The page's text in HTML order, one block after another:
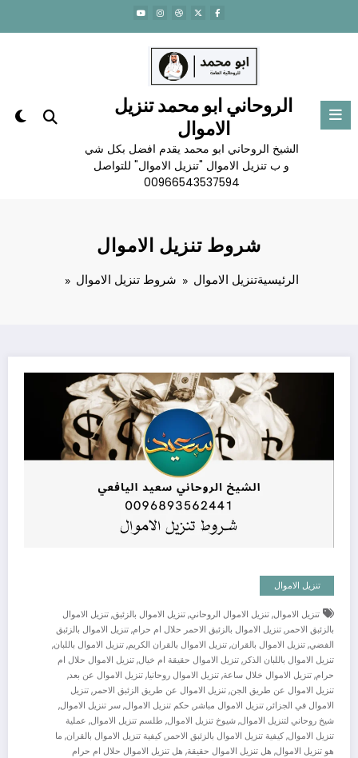
المحتوى
الروحاني ابو محمد تنزيل
الاموال
الشيخ الروحاني ابو محمد يقدم افضل بكل شي
و ب تنزيل الاموال "تنزيل الاموال" للتواصل
00966543537594
شروط تنزيل الاموال
الرئيسيةتنزيل الاموال شروط تنزيل الاموال
تنزيل الاموال
تنزيل الاموال, تنزيل الاموال الروحاني, تنزيل الاموال بالزئبق, تنزيل الاموال
بالزئبق الاحمر , تنزيل الاموال بالزئبق الاحمر حلال ام حرام, تنزيل الاموال بالزئبق
الفضي, تنزيل الاموال بالقران, تنزيل الاموال بالقران الكريم, تنزيل الاموال باللبان,
تنزيل الاموال باللبان الذكر , تنزيل الاموال حقيقة ام خيال, تنزيل الاموال حلال ام
حرام, تنزيل الاموال خلال ساعة, تنزيل الاموال روحانيا, تنزيل الاموال عن بعد,
تنزيل الاموال عن طريق الجن, تنزيل الاموال عن طريق الزئبق الاحمر , تنزيل
الاموال في الجزائر , تنزيل الاموال مباشر , حكم تنزيل الاموال, سر تنزيل الاموال,
شيخ روحاني لتنزيل الاموال, شيوخ تنزيل الاموال, طلسم تنزيل الاموال, عملية
تنزيل الاموال,كيفية تنزيل الاموال بالزئبق الاحمر ,كيفية تنزيل الاموال بالقران, ما
هو تنزيل الاموال, هل تنزيل الاموال حقيقة, هل تنزيل الاموال حلال ام حرام